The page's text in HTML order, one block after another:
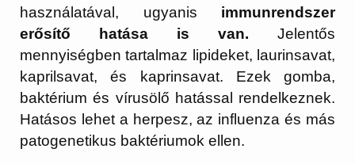
használatával, ugyanis immunrendszer
erősítő hatása is van. Jelentős
mennyiségben tartalmaz lipideket, laurinsavat,
kaprilsavat, és kaprinsavat. Ezek gomba,
baktérium és vírusölő hatással rendelkeznek.
Hatásos lehet a herpesz, az influenza és más
patogenetikus baktériumok ellen.